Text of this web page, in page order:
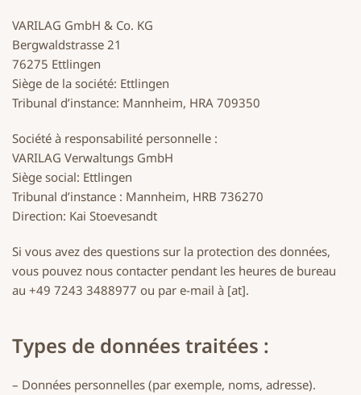
VARILAG GmbH & Co. KG
Bergwaldstrasse 21
76275 Ettlingen
Siège de la société: Ettlingen
Tribunal d’instance: Mannheim, HRA 709350
Société à responsabilité personnelle :
VARILAG Verwaltungs GmbH
Siège social: Ettlingen
Tribunal d’instance : Mannheim, HRB 736270
Direction: Kai Stoevesandt
Si vous avez des questions sur la protection des données,
vous pouvez nous contacter pendant les heures de bureau
au +49 7243 3488977 ou par e-mail à [at].
Types de données traitées :
– Données personnelles (par exemple, noms, adresse).